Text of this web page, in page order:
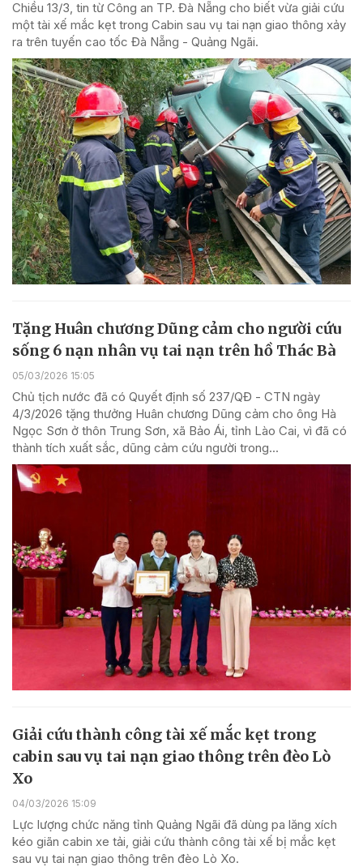
Chiều 13/3, tin từ Công an TP. Đà Nẵng cho biết vừa giải cứu
một tài xế mắc kẹt trong Cabin sau vụ tai nạn giao thông xảy
ra trên tuyến cao tốc Đà Nẵng - Quảng Ngãi.
Tặng Huân chương Dũng cảm cho người cứu
sống 6 nạn nhân vụ tai nạn trên hồ Thác Bà
05/03/2026 15:05
Chủ tịch nước đã có Quyết định số 237/QĐ - CTN ngày
4/3/2026 tặng thưởng Huân chương Dũng cảm cho ông Hà
Ngọc Sơn ở thôn Trung Sơn, xã Bảo Ái, tỉnh Lào Cai, vì đã có
thành tích xuất sắc, dũng cảm cứu người trong...
Giải cứu thành công tài xế mắc kẹt trong
cabin sau vụ tai nạn giao thông trên đèo Lò
Xo
04/03/2026 15:09
Lực lượng chức năng tỉnh Quảng Ngãi đã dùng pa lăng xích
kéo giãn cabin xe tải, giải cứu thành công tài xế bị mắc kẹt
sau vụ tai nạn giao thông trên đèo Lò Xo.